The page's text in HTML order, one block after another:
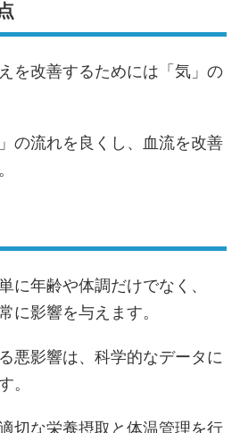
を改善するためには「気」の
の流れを良くし、血流を改善
に年齢や体調だけでなく、
に影響を与えます。
悪影響は、科学的なデータに
。
切な栄養摂取と体温管理を行